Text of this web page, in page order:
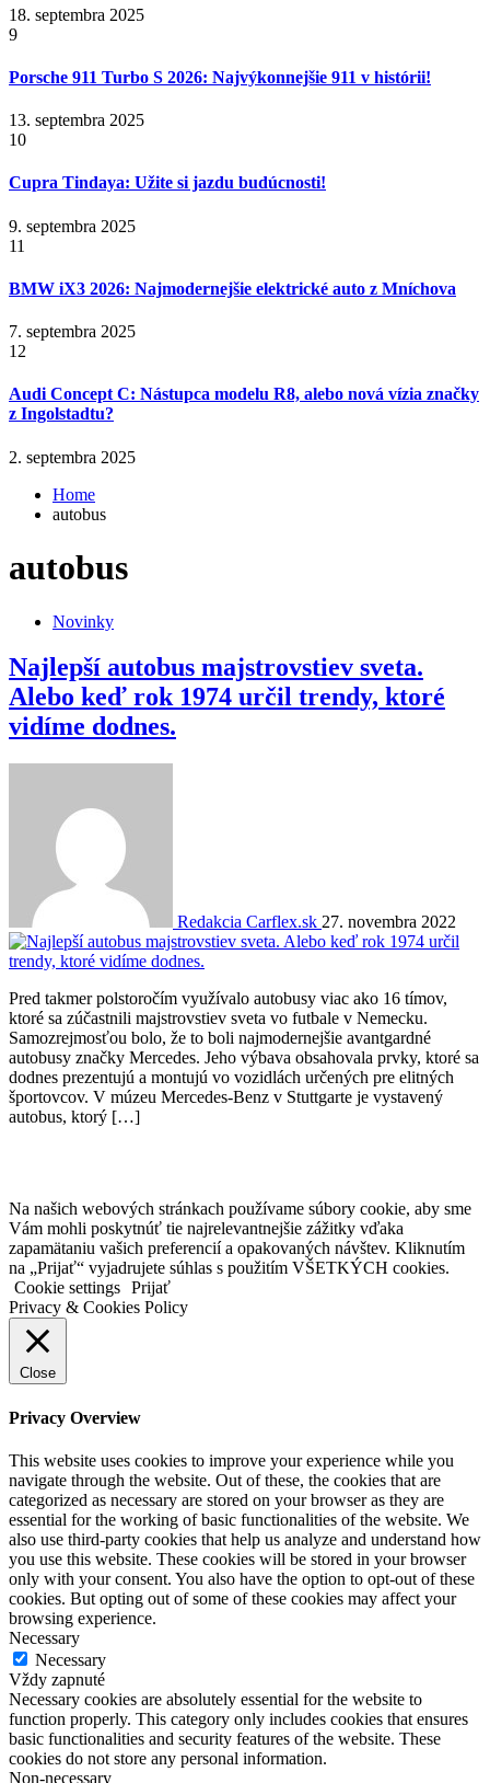
18. septembra 2025
9
Porsche 911 Turbo S 2026: Najvýkonnejšie 911 v histórii!
13. septembra 2025
10
Cupra Tindaya: Užite si jazdu budúcnosti!
9. septembra 2025
11
BMW iX3 2026: Najmodernejšie elektrické auto z Mníchova
7. septembra 2025
12
Audi Concept C: Nástupca modelu R8, alebo nová vízia značky
z Ingolstadtu?
2. septembra 2025
Home
autobus
autobus
Novinky
Najlepší autobus majstrovstiev sveta.
Alebo keď rok 1974 určil trendy, ktoré
vidíme dodnes.
Redakcia Carflex.sk 27. novembra 2022
Pred takmer polstoročím využívalo autobusy viac ako 16 tímov,
ktoré sa zúčastnili majstrovstiev sveta vo futbale v Nemecku.
Samozrejmosťou bolo, že to boli najmodernejšie avantgardné
autobusy značky Mercedes. Jeho výbava obsahovala prvky, ktoré sa
dodnes prezentujú a montujú vo vozidlách určených pre elitných
športovcov. V múzeu Mercedes-Benz v Stuttgarte je vystavený
autobus, ktorý […]
Na našich webových stránkach používame súbory cookie, aby sme
Vám mohli poskytnúť tie najrelevantnejšie zážitky vďaka
zapamätaniu vašich preferencií a opakovaných návštev. Kliknutím
na „Prijať“ vyjadrujete súhlas s použitím VŠETKÝCH cookies.
Cookie settings Prijať
Privacy & Cookies Policy
Close
Privacy Overview
This website uses cookies to improve your experience while you
navigate through the website. Out of these, the cookies that are
categorized as necessary are stored on your browser as they are
essential for the working of basic functionalities of the website. We
also use third-party cookies that help us analyze and understand how
you use this website. These cookies will be stored in your browser
only with your consent. You also have the option to opt-out of these
cookies. But opting out of some of these cookies may affect your
browsing experience.
Necessary
Necessary
Vždy zapnuté
Necessary cookies are absolutely essential for the website to
function properly. This category only includes cookies that ensures
basic functionalities and security features of the website. These
cookies do not store any personal information.
Non-necessary